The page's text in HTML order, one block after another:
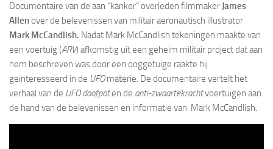
Documentaire van de aan “kanker” overleden filmmaker James
Allenover de belevenissen van militair aeronautisch illustrator
Mark McCandlish. Nadat Mark McCandlish tekeningen maakte van
een voertuig (ARV) afkomstig uit een geheim militair project dat aan
hem beschreven was door een ooggetuige raakte hij
geïnteresseerd in de UFOmaterie. De documentaire vertelt het
verhaal van de UFO doofpoten de anti-zwaartekrachtvoertuigen aan
de hand van de belevenissen en informatie van Mark McCandlish.